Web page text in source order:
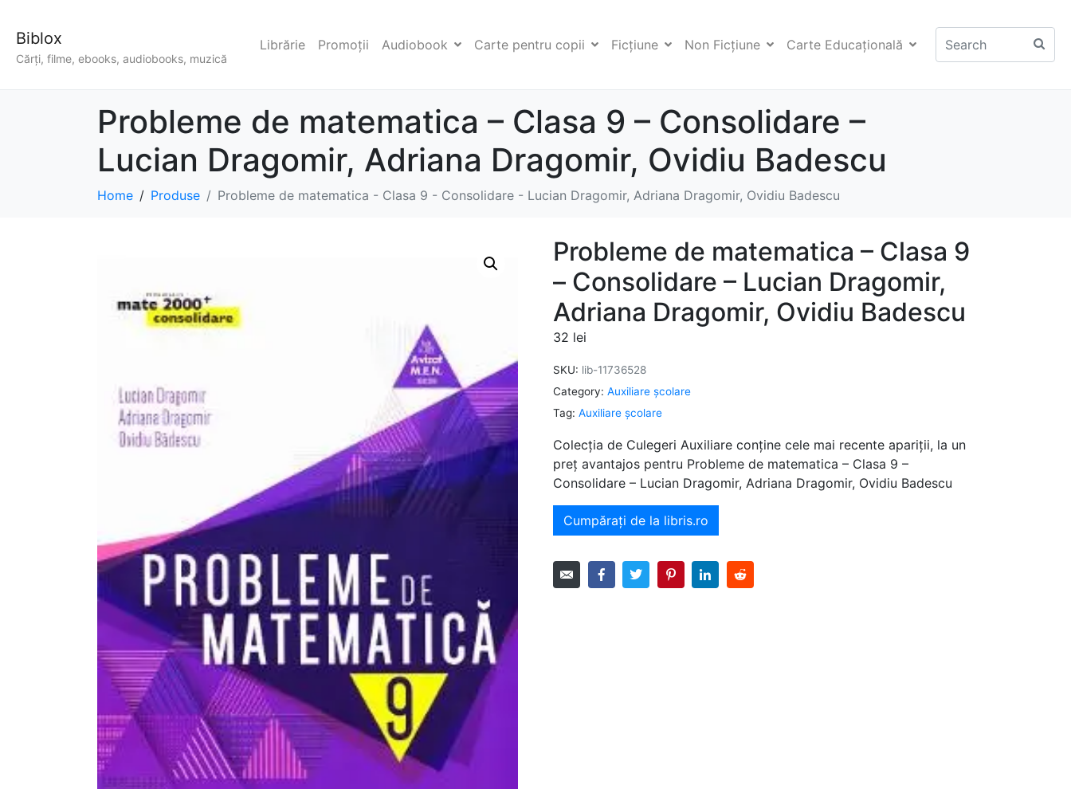
Biblox
Cărți, filme, ebooks, audiobooks, muzică
Librărie Promoții Audiobook Carte pentru copii Ficţiune Non Ficţiune Carte Educaţională
Probleme de matematica – Clasa 9 – Consolidare –
Lucian Dragomir, Adriana Dragomir, Ovidiu Badescu
Home Produse Probleme de matematica - Clasa 9 - Consolidare - Lucian Dragomir, Adriana Dragomir, Ovidiu Badescu
Probleme de matematica – Clasa 9
– Consolidare – Lucian Dragomir,
Adriana Dragomir, Ovidiu Badescu
32 lei
SKU: lib-11736528
Category: Auxiliare şcolare
Tag: Auxiliare şcolare
Colecția de Culegeri Auxiliare conține cele mai recente apariții, la un
preț avantajos pentru Probleme de matematica – Clasa 9 –
Consolidare – Lucian Dragomir, Adriana Dragomir, Ovidiu Badescu
Cumpărați de la libris.ro